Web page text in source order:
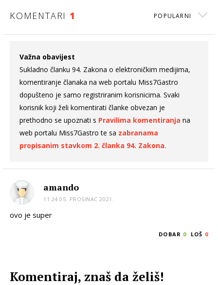
KOMENTARI 1 POPULARNI
Važna obavijest
Sukladno članku 94. Zakona o elektroničkim medijima,
komentiranje članaka na web portalu Miss7Gastro
dopušteno je samo registriranim korisnicima. Svaki
korisnik koji želi komentirati članke obvezan je
prethodno se upoznati s Pravilima komentiranja na
web portalu Miss7Gastro te sa zabranama
propisanim stavkom 2. članka 94. Zakona.
amando
11:24 05. PROSINAC 2021.
ovo je super
DOBAR 0 LOŠ 0
Komentiraj, znaš da želiš!